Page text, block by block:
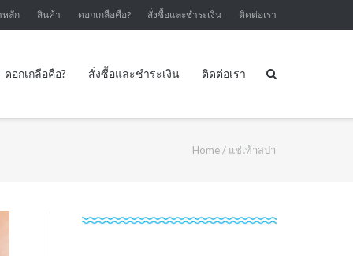
ลัก สินค้า ดอกเกลือคือ? สั่งซื้อและชำระเงิน ติดต่อเรา
ดอกเกลือคือ? สั่งซื้อและชำระเงิน ติดต่อเรา
Home/ แช่เท้าสปา